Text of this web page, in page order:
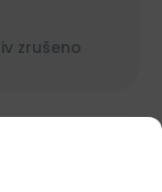
zrušeno